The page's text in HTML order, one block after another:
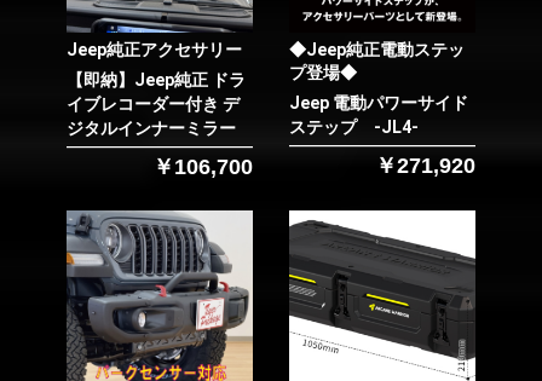
Jeep純正アクセサリー
【即納】Jeep純正 ドラ
イブレコーダー付き デ
ジタルインナーミラー
￥106,700
◆Jeep純正電動ステッ
プ登場◆
Jeep 電動パワーサイド
ステップ -JL4-
￥271,920